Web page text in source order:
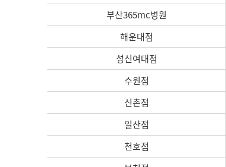
부산365mc병원
해운대점
성신여대점
수원점
신촌점
일산점
천호점